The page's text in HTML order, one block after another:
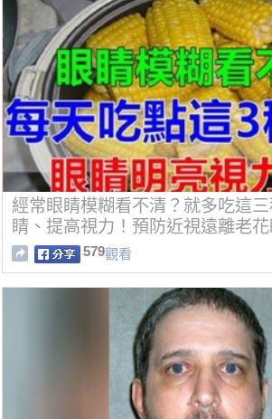
經常眼睛模糊看不清？就多吃這
睛、提高視力！預防近視遠離老花
579觀看